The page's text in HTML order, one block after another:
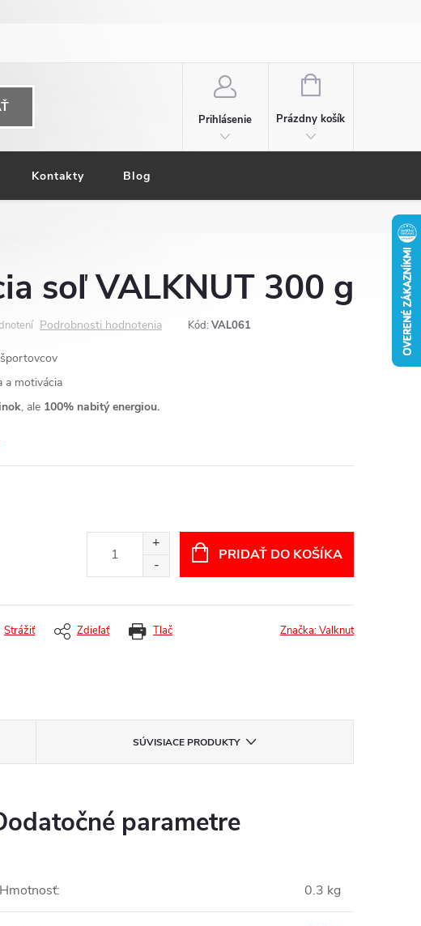
Prihlásenie
NÁKUPNÝ
Prázdny košík
Kontakty Blog
soľ VALKNUT 300 g
Podrobnosti hodnotenia Kód: VAL061
a motivácia
, ale 100% nabitý energiou.
PRIDAŤ DO KOŠÍKA
Tlač
Strážiť Zdieľať Značka:Valknut
SÚVISIACE PRODUKTY
parametre
Hmotnosť: 0.3 kg